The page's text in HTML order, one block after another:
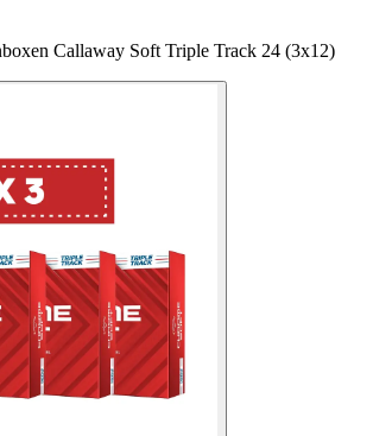
Callaway Soft Triple Track 24 (3x12)